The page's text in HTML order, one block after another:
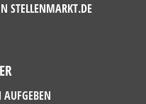
STELLENMARKT.DE
AUFGEBEN